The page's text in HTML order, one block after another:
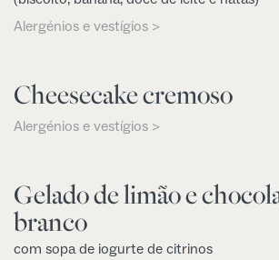
Alergénios e vestígios >
Cheesecake cremoso
Alergénios e vestígios >
Gelado de limão e
branco
com sopa de iogurte de citrinos